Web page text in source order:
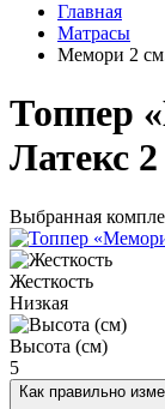
Главная
Матрасы
Мемори 2
Топпер
Латекс
Выбранная
Жесткость
Низкая
Высота (см)
5
Как правильно